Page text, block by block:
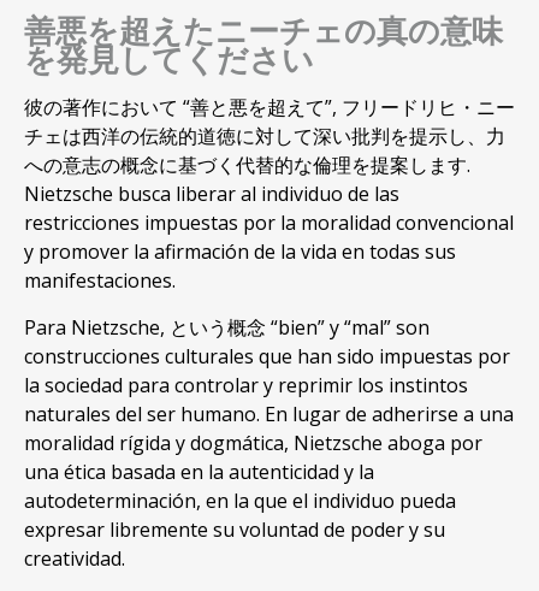
善悪を超えたニーチェの真の意味
を発見してください
彼の著作において “善と悪を超えて”, フリードリヒ・ニー
チェは西洋の伝統的道徳に対して深い批判を提示し、力
への意志の概念に基づく代替的な倫理を提案します.
Nietzsche busca liberar al individuo de las
restricciones impuestas por la moralidad convencional
y promover la afirmación de la vida en todas sus
manifestaciones.
Para Nietzsche, という概念 “bien” y “mal”son
construcciones culturales que han sido impuestas por
la sociedad para controlar y reprimir los instintos
naturales del ser humano. En lugar de adherirse a una
moralidad rígida y dogmática, Nietzsche aboga por
una ética basada en la autenticidad y la
autodeterminación, en la que el individuo pueda
expresar libremente su voluntad de poder y su
creatividad.